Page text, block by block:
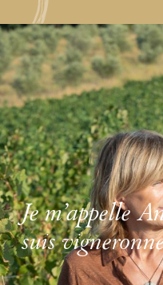
Je m’appelle
suis